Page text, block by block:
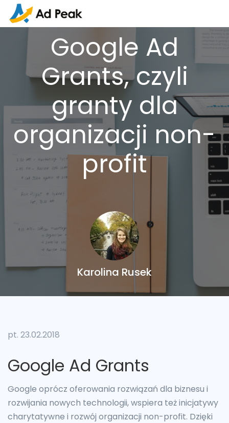
Google Ad
Grants, czyli
granty dla
organizacji non-
profit
Karolina Rusek
pt. 23.02.2018
Google Ad Grants
Google oprócz oferowania rozwiązań dla biznesu i
rozwijania nowych technologii, wspiera też inicjatywy
charytatywne i rozwój organizacji non-profit. Dzięki